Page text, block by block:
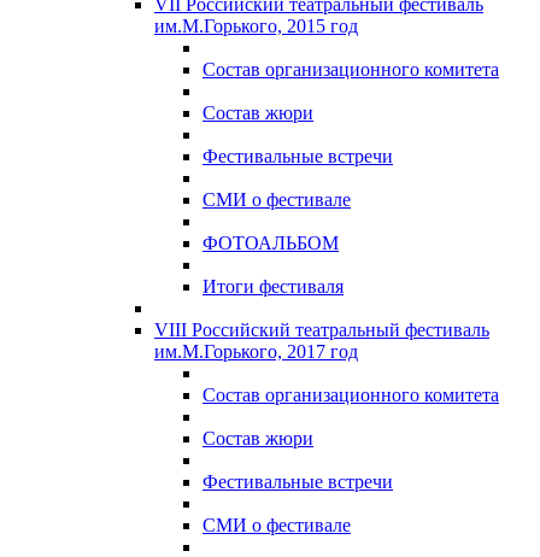
VII Российский театральный фестиваль
им.М.Горького, 2015 год
Состав организационного комитета
Состав жюри
Фестивальные встречи
СМИ о фестивале
ФОТОАЛЬБОМ
Итоги фестиваля
VIII Российский театральный фестиваль
им.М.Горького, 2017 год
Состав организационного комитета
Состав жюри
Фестивальные встречи
СМИ о фестивале